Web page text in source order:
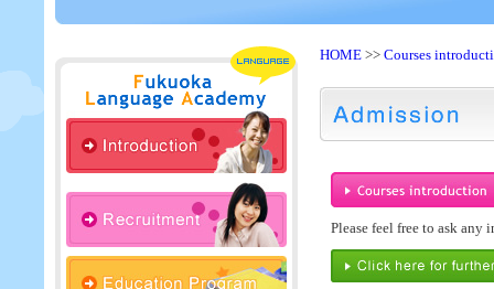
HOME >> Courses
Please feel free to ask any